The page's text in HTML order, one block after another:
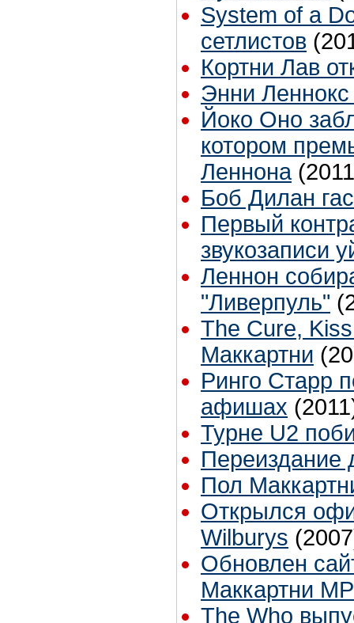
System of a
сетлистов
Кортни Лав
Энни
Йoко Оно
котором
Леннона
Боб Дилан
Первый
звукозаписи
Леннон
"Ливерпуль"
The Cure,
Маккартни
Ринго Старр
афишах
Турне U2
Переиздание
Пол
Открылся
Wilburys
Обновлен
Маккартни
The Who